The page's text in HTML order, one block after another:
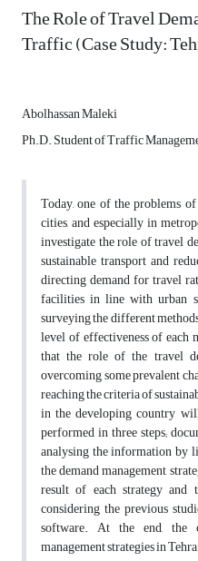
The Role of Travel
Traffic (Case Study:
Abolhassan Maleki
Ph.D. Student of Traffic
Today, one of the problems
cities, and especially in
investigate the role of travel
sustainable transport and
directing demand for travel
facilities in line with urban
surveying the different
level of effectiveness of each
that the role of the travel
overcoming some prevalent
reaching the criteria of
in the developing country
performed in three steps;
analysing the information by
the demand management
result of each strategy
considering the previous
software. At the end, the
management strategies in